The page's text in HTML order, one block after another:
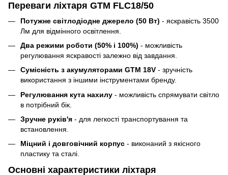
Переваги ліхтаря GTM FLC18/50
Потужне світлодіодне джерело (50 Вт) - яскравість 3500
Лм для відмінного освітлення.
Два режими роботи (50% і 100%) - можливість
регулювання яскравості залежно від завдання.
Сумісність з акумуляторами GTM 18V - зручність
використання з іншими інструментами бренду.
Регулювання кута нахилу - можливість спрямувати світло
в потрібний бік.
Зручне руків'я - для легкості транспортування та
встановлення.
Міцний і довговічний корпус - виконаний з якісного
пластику та сталі.
Основні характеристики ліхтаря